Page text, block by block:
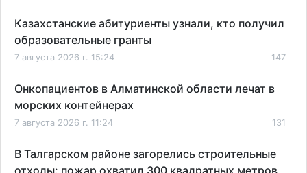
Казахстанские абитуриенты узнали, кто получил
образовательные гранты
7 августа 2026 г. 15:24 147
Онкопациентов в Алматинской области лечат в
морских контейнерах
7 августа 2026 г. 11:24 131
В Талгарском районе загорелись строительные
отходы: пожар охватил 300 квадратных метров